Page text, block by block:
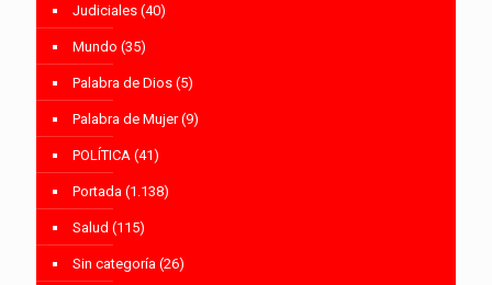
Judiciales (40)
Mundo (35)
Palabra de Dios (5)
Palabra de Mujer(9)
POLÍTICA (41)
Portada (1.138)
Salud (115)
Sin categoría (26)